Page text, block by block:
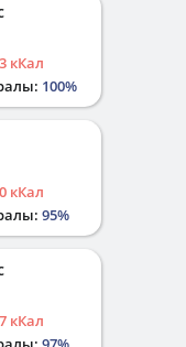
кКал
100%
кКал
95%
кКал